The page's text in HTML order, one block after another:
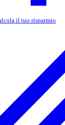
il tuo risparmio